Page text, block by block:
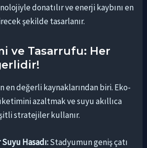
donatılır ve enerji kaybını en
şekilde tasarlanır.
ve Tasarrufu: Her
en değerli kaynaklarından biri. Eko-
azaltmak ve suyu akıllıca
stratejiler kullanır.
Hasadı:Stadyumun geniş çatı